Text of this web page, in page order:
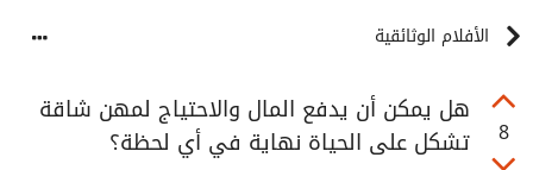
الأفلام الوثائقية
8
هل يمكن أن يدفع المال والاحتياج لمهن شاقة
تشكل على الحياة نهاية في أي لحظة؟